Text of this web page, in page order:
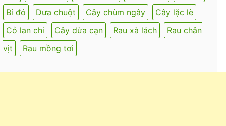
Bí đỏ
Dưa chuột Cây chùm ngây
Cây lặc lè
Cỏ lan chi
Cây dừa cạn Rau xà lách
Rau chân
vịt
Rau mồng tơi